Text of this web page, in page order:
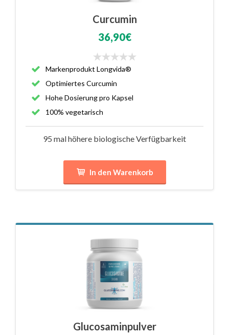
Curcumin
36,90€
Markenprodukt Longvida®
Optimiertes Curcumin
Hohe Dosierung pro Kapsel
100% vegetarisch
95 mal höhere biologische Verfügbarkeit
In den Warenkorb
Glucosaminpulver